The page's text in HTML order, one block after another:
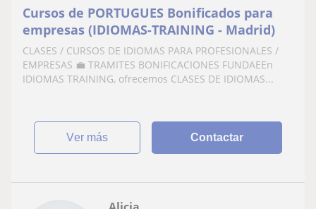
Cursos de PORTUGUES Bonificados para
empresas (IDIOMAS-TRAINING - Madrid)
CLASES / CURSOS DE IDIOMAS PARA PROFESIONALES /
EMPRESAS 💼 TRAMITES BONIFICACIONES FUNDAEEn
IDIOMAS TRAINING, ofrecemos CLASES DE IDIOMAS...
ver más Contactar